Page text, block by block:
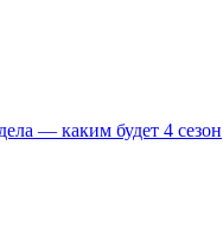
— каким будет 4 сезон